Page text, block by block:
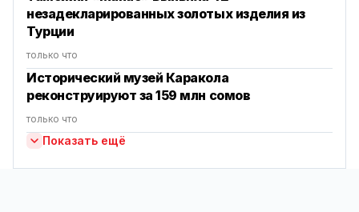
незадекларированных золотых изделия из
Турции
только что
Исторический музей Каракола
реконструируют за 159 млн сомов
только что
Показать ещё